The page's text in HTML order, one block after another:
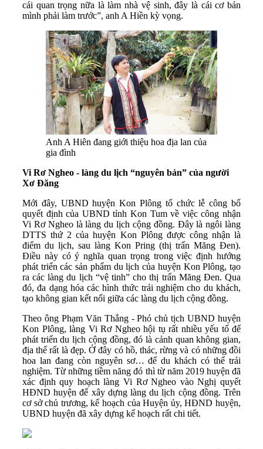
cái quan trọng nữa là làm nhà vệ sinh, đây là cái cơ bản
mình phải làm trước”, anh A Hiền kỳ vọng.
Anh A Hiên đang giới thiệu hoa địa lan của
gia đình
Vi Rơ Ngheo - làng du lịch “nguyên bản” của người
Xơ Đăng
Mới đây, UBND huyện Kon Plông tổ chức lễ công bố
quyết định của UBND tỉnh Kon Tum về việc công nhận
Vi Rơ Ngheo là làng du lịch cộng đồng. Đây là ngôi làng
DTTS thứ 2 của huyện Kon Plông được công nhận là
điểm du lịch, sau làng Kon Pring (thị trấn Măng Đen).
Điều này có ý nghĩa quan trọng trong việc định hướng
phát triển các sản phẩm du lịch của huyện Kon Plông, tạo
ra các làng du lịch “vệ tinh” cho thị trấn Măng Đen. Qua
đó, đa dạng hóa các hình thức trải nghiệm cho du khách,
tạo không gian kết nối giữa các làng du lịch cộng đồng.
Theo ông Phạm Văn Thắng - Phó chủ tịch UBND huyện
Kon Plông, làng Vi Rơ Ngheo hội tụ rất nhiều yếu tố để
phát triển du lịch cộng đồng, đó là cảnh quan không gian,
địa thế rất là đẹp. Ở đây có hồ, thác, rừng và có những đồi
hoa lan đang còn nguyên sơ… để du khách có thể trải
nghiệm. Từ những tiềm năng đó thì từ năm 2019 huyện đã
xác định quy hoạch làng Vi Rơ Ngheo vào Nghị quyết
HĐND huyện để xây dựng làng du lịch cộng đồng. Trên
cơ sở chủ trương, kế hoạch của Huyện ủy, HĐND huyện,
UBND huyện đã xây dựng kế hoạch rất chi tiết.